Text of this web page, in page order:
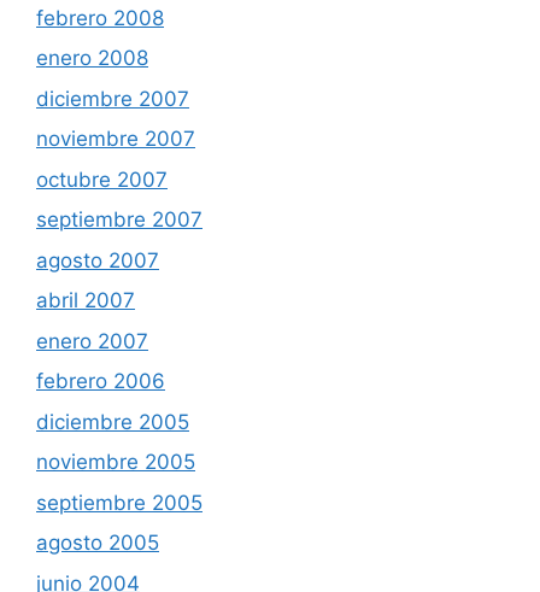
febrero 2008
enero 2008
diciembre 2007
noviembre 2007
octubre 2007
septiembre 2007
agosto 2007
abril 2007
enero 2007
febrero 2006
diciembre 2005
noviembre 2005
septiembre 2005
agosto 2005
junio 2004